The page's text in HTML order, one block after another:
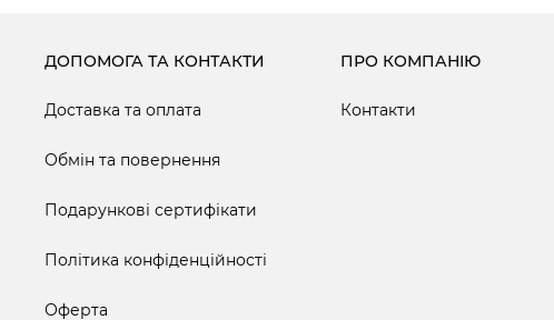
ДОПОМОГА ТА КОНТАКТИ
Доставка та оплата
Обмін та повернення
Подарункові сертифікати
Політика конфіденційності
Оферта
ПРО КОМПАНІЮ
Контакти